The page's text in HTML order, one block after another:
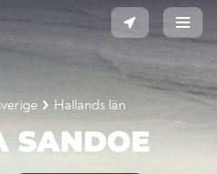
Hallands län
SANDOE